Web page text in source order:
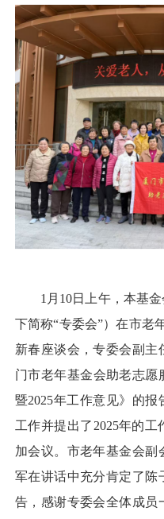
1月10日上午，本基金
下简称“专委会”）在市老
新春座谈会，专委会副主
门市老年基金会助老志愿
暨2025年工作意见》的报
工作并提出了2025年的
加会议。市老年基金会副
军在讲话中充分肯定了陈
告，感谢专委会全体成员